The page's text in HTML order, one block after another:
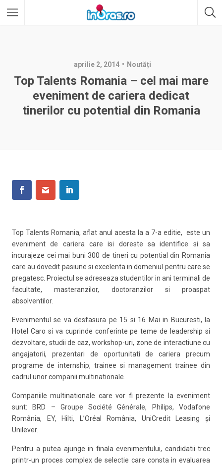
aprilie 2, 2014 Noutăți
Top Talents Romania – cel mai mare
eveniment de cariera dedicat
tinerilor cu potential din Romania
Top Talents Romania, aflat anul acesta la a 7-a editie, este un
eveniment de cariera care isi doreste sa identifice si sa
incurajeze cei mai buni 300 de tineri cu potential din Romania
care au dovedit pasiune si excelenta in domeniul pentru care se
pregatesc. Proiectul se adreseaza studentilor in ani terminali de
facultate, masteranzilor, doctoranzilor si proaspat
absolventilor.
Evenimentul se va desfasura pe 15 si 16 Mai in Bucuresti, la
Hotel Caro si va cuprinde conferinte pe teme de leadership si
dezvoltare, studii de caz, workshop-uri, zone de interactiune cu
angajatorii, prezentari de oportunitati de cariera precum
programe de internship, trainee si management trainee din
cadrul unor companii multinationale.
Companiile multinationale care vor fi prezente la eveniment
sunt: BRD – Groupe Société Générale, Philips, Vodafone
România, EY, Hilti, L’Oréal România, UniCredit Leasing și
Unilever.
Pentru a putea ajunge in finala evenimentului, candidatii trec
printr-un proces complex de selectie care consta in evaluarea